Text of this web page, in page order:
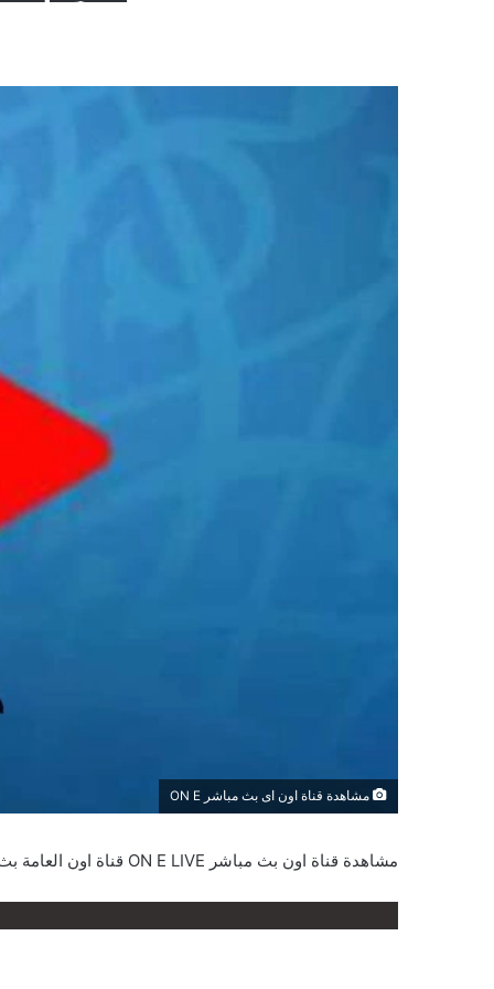
مشاهدة قناة اون اى بث مباشر ON E
مشاهدة قناة اون بث مباشر ON E LIVE قناة اون العامة بث حى اون الاولى لايف قناة اون بدون تقطيع قناة اون يوتيوب قناة اون مباشرة ON youtube online قناة اون المصرية اون لاين.